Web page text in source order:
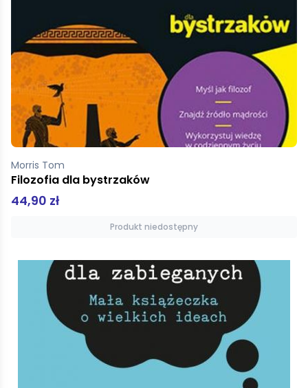
Morris Tom
Filozofia dla bystrzaków
44,90 zł
Produkt niedostępny